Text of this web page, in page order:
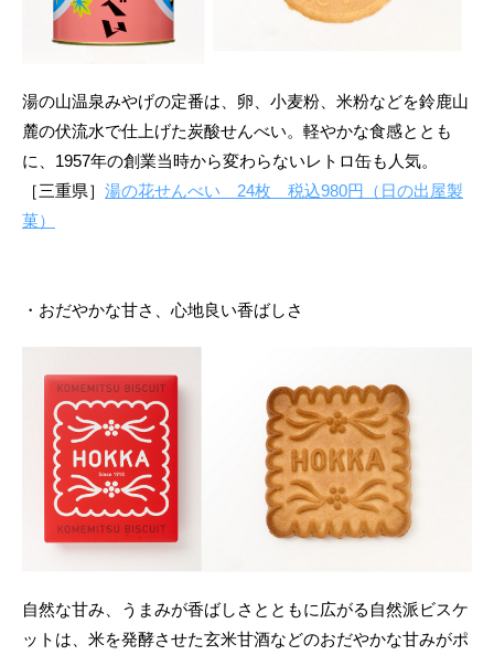
湯の山温泉みやげの定番は、卵、小麦粉、米粉などを鈴鹿山
麓の伏流水で仕上げた炭酸せんべい。軽やかな食感ととも
に、1957年の創業当時から変わらないレトロ缶も人気。
［三重県］ 湯の花せんべい 24枚 税込980円（日の出屋製
菓）
・おだやかな甘さ、心地良い香ばしさ
自然な甘み、うまみが香ばしさとともに広がる自然派ビスケ
ットは、米を発酵させた玄米甘酒などのおだやかな甘みがポ